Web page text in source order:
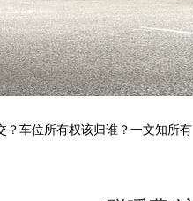
？车位所有权该归谁？一文知所有